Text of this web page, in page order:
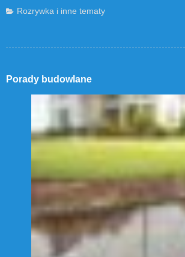
Rozrywka i inne tematy
Porady budowlane